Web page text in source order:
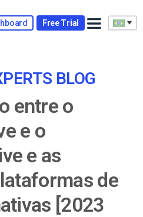
Free Trial
BLOG
entre o
e o
e as
de
[2023